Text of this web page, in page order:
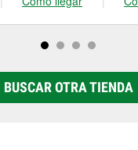
BUSCAR OTRA TIENDA